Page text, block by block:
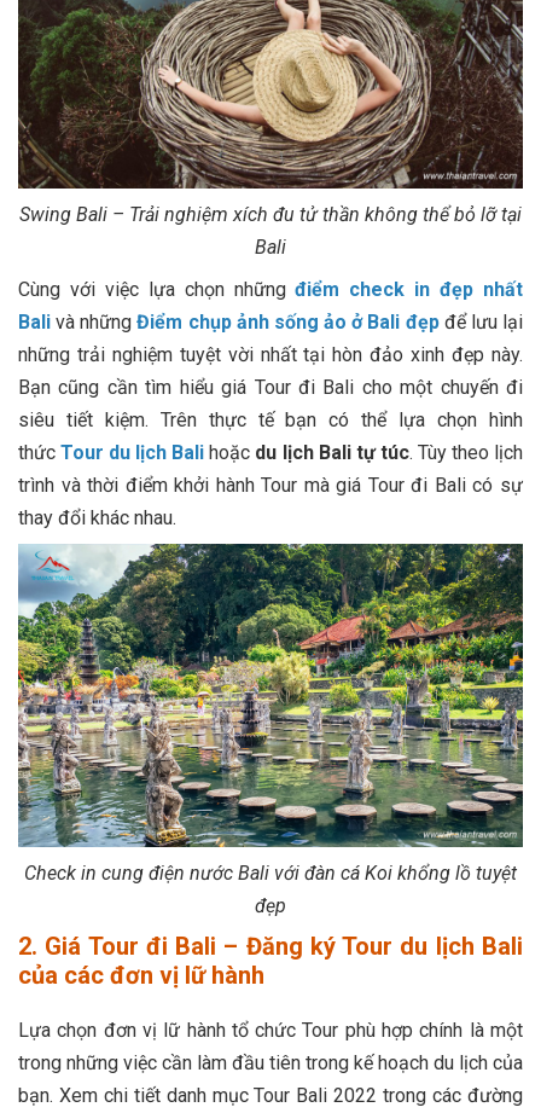
Swing Bali – Trải nghiệm xích đu tử thần không thể bỏ lỡ tại
Bali
Cùng với việc lựa chọn nhữngđiểm check in đẹp nhất
Bali và nhữngĐiểm chụp ảnh sống ảo ở Bali đẹp để lưu lại
những trải nghiệm tuyệt vời nhất tại hòn đảo xinh đẹp này.
Bạn cũng cần tìm hiểu giá Tour đi Bali cho một chuyến đi
siêu tiết kiệm. Trên thực tế bạn có thể lựa chọn hình
thức Tour du lịch Bali hoặc du lịch Bali tự túc. Tùy theo lịch
trình và thời điểm khởi hành Tour mà giá Tour đi Bali có sự
thay đổi khác nhau.
Check in cung điện nước Bali với đàn cá Koi khổng lồ tuyệt
đẹp
2. Giá Tour đi Bali – Đăng ký Tour du lịch Bali
của các đơn vị lữ hành
Lựa chọn đơn vị lữ hành tổ chức Tour phù hợp chính là một
trong những việc cần làm đầu tiên trong kế hoạch du lịch của
bạn. Xem chi tiết danh mục Tour Bali 2022 trong các đường